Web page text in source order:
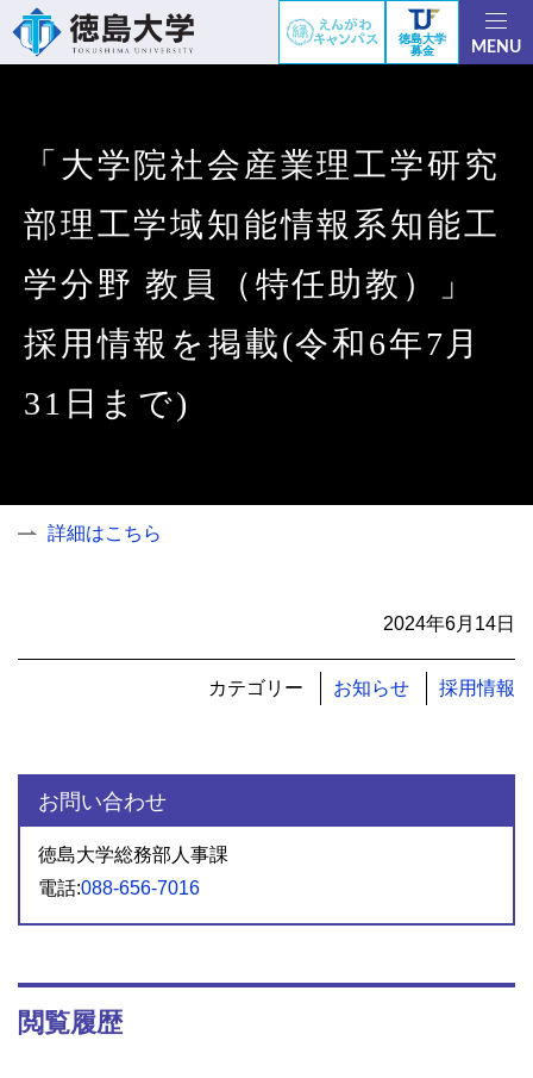
徳島大学
募金
MENU
「大学院社会産業理工学研究
部理工学域知能情報系知能工
学分野 教員（特任助教）」
採用情報を掲載(令和6年7月
31日まで)
詳細はこちら
2024年6月14日
カテゴリー お知らせ 採用情報
お問い合わせ
徳島大学総務部人事課
電話:088-656-7016
閲覧履歴